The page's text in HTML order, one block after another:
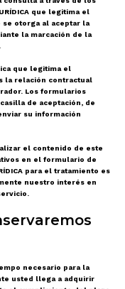
que legitima el
otorga al aceptar la
la marcación de la
que legitima el
la relación contractual
Los formularios
de aceptación, de
su información
el contenido de este
en el formulario de
para el tratamiento es
nuestro interés en
necesario para la
usted llega a adquirir